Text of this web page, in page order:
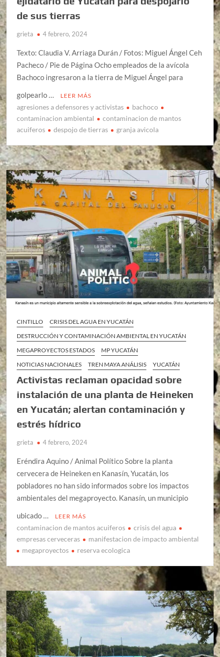
de sus tierras
grieta 4 febrero, 2024
Texto: Claudia V. Arriaga Durán / Fotos: Miguel Ángel Ceh
Pacheco / Pie de Página Ocho empleados de la avícola
Bachoco ingresaron a la tierra de Miguel Ángel para
golpearlo …
LEER MÁS
agresiones a defensores y activistas
bachoco
contaminacion ambiental
contaminacion de mantos
acuiferos
despojo de tierras granja avicola
CINTILLO
CRISIS DEL AGUA EN YUCATÁN
DESTRUCCIÓN Y CONTAMINACIÓN AMBIENTAL EN YUCATÁN
MEGAPROYECTOS ESTADOS
MP YUCATÁN
NOTICIAS NACIONALES
TREN MAYA ANÁLISIS YUCATÁN
Activistas reclaman opacidad sobre
instalación de una planta de Heineken
en Yucatán; alertan contaminación y
estrés hídrico
grieta 4 febrero, 2024
Eréndira Aquino / Animal Político Sobre la planta
cervecera de Heineken en Kanasín, Yucatán, los
pobladores no han sido informados sobre los impactos
ambientales del megaproyecto. Kanasín, un municipio
ubicado …
LEER MÁS
contaminacion de mantos acuiferos
crisis del agua
empresas cerveceras
manifestacion de impacto ambiental
megaproyectos
reserva ecologica